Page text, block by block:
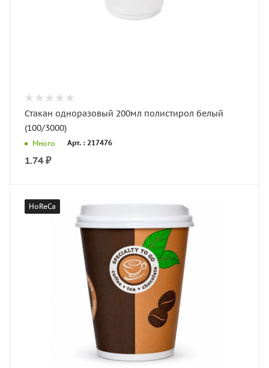
Стакан одноразовый 200мл полистирол белый
(100/3000)
Много Арт. : 217476
1.74₽
HoReCa